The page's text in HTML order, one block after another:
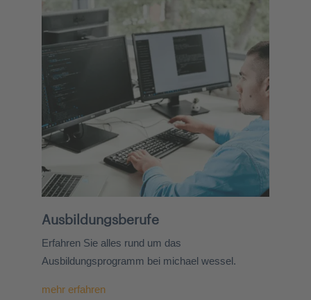
Ausbildungsberufe
Erfahren Sie alles rund um das
Ausbildungsprogramm bei michael wessel.
mehr erfahren